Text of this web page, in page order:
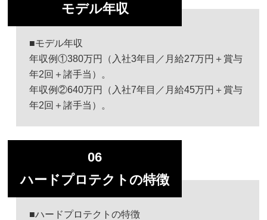
モデル年収
■モデル年収
年収例①380万円（入社3年目／月給27万円＋賞与
年2回＋諸手当）。
年収例②640万円（入社7年目／月給45万円＋賞与
年2回＋諸手当）。
06
ハードプロテクトの特徴
■ハードプロテクトの特徴